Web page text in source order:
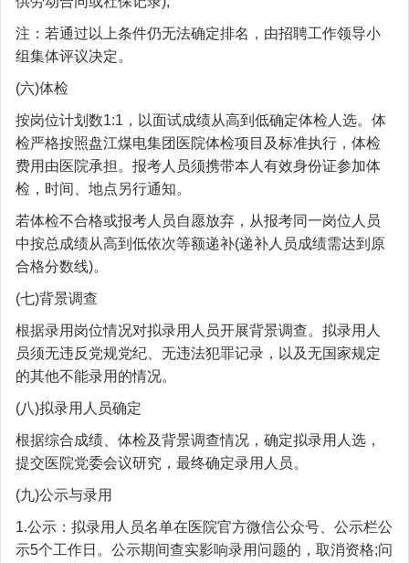
注：若通过以上条件仍无法确定排名，由招聘工作领导小
组集体评议决定。
(六)体检
按岗位计划数1:1，以面试成绩从高到低确定体检人选。体
检严格按照盘江煤电集团医院体检项目及标准执行，体检
费用由医院承担。报考人员须携带本人有效身份证参加体
检，时间、地点另行通知。
若体检不合格或报考人员自愿放弃，从报考同一岗位人员
中按总成绩从高到低依次等额递补(递补人员成绩需达到原
合格分数线)。
(七)背景调查
根据录用岗位情况对拟录用人员开展背景调查。拟录用人
员须无违反党规党纪、无违法犯罪记录，以及无国家规定
的其他不能录用的情况。
(八)拟录用人员确定
根据综合成绩、体检及背景调查情况，确定拟录用人选，
提交医院党委会议研究，最终确定录用人员。
(九)公示与录用
1.公示：拟录用人员名单在医院官方微信公众号、公示栏公
示5个工作日。公示期间查实影响录用问题的，取消资格;问